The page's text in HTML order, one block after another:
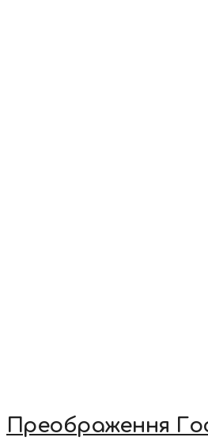
Преображення